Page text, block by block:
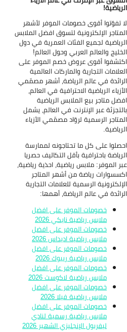
تفوّتوا أقوى خصومات الموفر لأشهر
الإلكترونية لتسوق افضل الملابس
لجميع الفئات العمرية في دول
والعالم العربي وحول العالم!
أقوى عروض خصم الموفر على
التجارية والماركات العالمية
في عالم الرياضة، أشهر مصمّمي
الرياضية الاحترافية في العالم،
متاجر بيع الملابس الرياضية
عبر الإنترنت في العالم، يشمل
الرسمية لروّاد مصمّمي الأزياء
على كل ما تحتاجونه لممارسة
باحترافية بأقل التكاليف حصريا
الموفر: ملابس رياضية، احذية رياضية،
رياضة من أشهر المتاجر
الرسمية للعلامات التجارية
في عالم الرياضة، أهمها:
خصومات الموفر على افضل
ملابس رياضية نايكي 2026
خصومات الموفر على افضل
ملابس رياضية اديداس 2026
خصومات الموفر على افضل
ملابس رياضية ريبوك 2026
خصومات الموفر على افضل
ملابس رياضية لاكوست 2026
خصومات الموفر على افضل
ملابس رياضية فيلا 2026
خصومات الموفر على افضل
ملابس رياضية رسمية لنادي
ليفربول الإنجليزي الشهير 2026